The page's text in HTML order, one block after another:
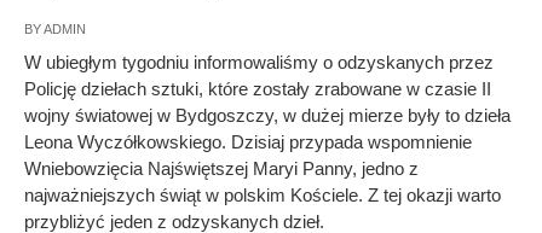
BYADMIN
W ubiegłym tygodniu informowaliśmy o odzyskanych przez
Policję dziełach sztuki, które zostały zrabowane w czasie II
wojny światowej w Bydgoszczy, w dużej mierze były to dzieła
Leona Wyczółkowskiego. Dzisiaj przypada wspomnienie
Wniebowzięcia Najświętszej Maryi Panny, jedno z
najważniejszych świąt w polskim Kościele. Z tej okazji warto
przybliżyć jeden z odzyskanych dzieł.